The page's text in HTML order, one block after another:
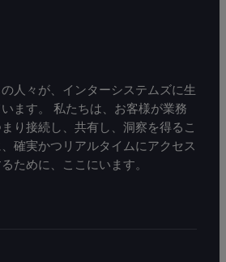
人々が、インターシステムズに生
ます。 私たちは、お客様が業務
り接続し、共有し、洞察を得るこ
確実かつリアルタイムにアクセス
ために、ここにいます。